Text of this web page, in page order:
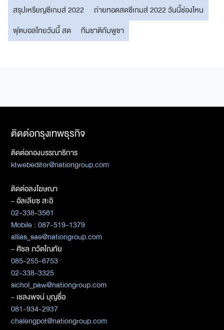
สรุปเหรียญซีเกมส์ 2022
ถ่ายทอดสดซีเกมส์ 2022 วันนี้ช่องไหน
ฟุตบอลไทยวันนี้ สด
ทีมชาติกัมพูชา
ติดต่อกรุงเทพธุรกิจ
ติดต่อกองบรรณาธิการ
ktwebeditor@nationgroup.com
ติดต่อลงโฆษณา
- อัลเลียซ สะอิ
02-338-3561
Mobile : 087-519-1379
allias_sae@nationgroup.com
- ศิชล ภวัตโณทัย
085-255-6753
02-338-3325
sichol_paw@nationgroup.com
- เชลงพจน์ บุญซื่อ
081-934-2937
chalengpot@nationgroup.com